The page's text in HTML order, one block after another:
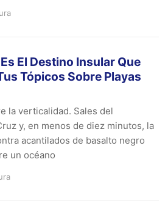
El Destino Insular Que
Tópicos Sobre Playas
la verticalidad. Sales del
y, en menos de diez minutos, la
acantilados de basalto negro
un océano